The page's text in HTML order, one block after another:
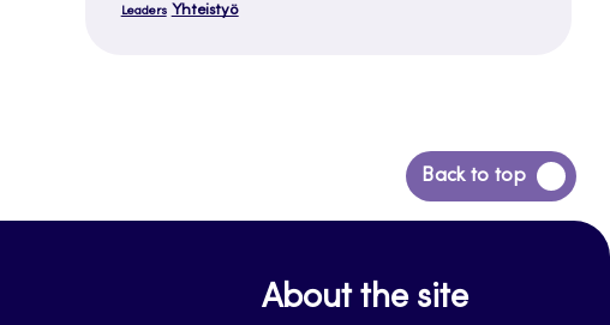
Leaders Yhteistyö
Back to top
Siirry
takaisin
About the site